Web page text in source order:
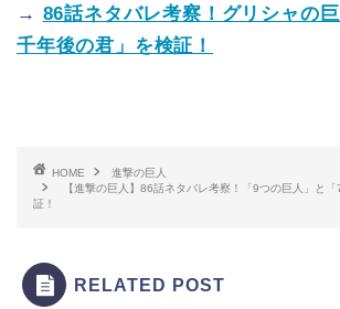
→ 86話ネタバレ考察！グリシャの
千年後の君」を検証！
HOME
進撃の巨人
【進撃の巨人】86話ネタバレ考察！「9つの巨人」と
証！
RELATED POST